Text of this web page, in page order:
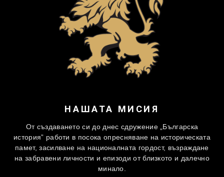
НАШАТА МИСИЯ
От създаването си до днес сдружение „Българска
история” работи в посока опресняване на историческата
памет, засилване на националната гордост, възраждане
на забравени личности и епизоди от близкото и далечно
минало.